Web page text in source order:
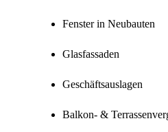
Fenster in Neubauten
Glasfassaden
Geschäftsauslagen
Balkon- &